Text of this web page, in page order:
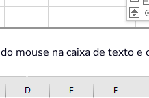
mouse na caixa de texto e